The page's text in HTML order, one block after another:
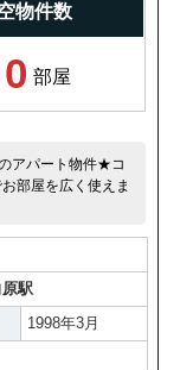
物件数
0 部屋
アパート物件★コ
部屋を広く使えま
駅
1998年3月